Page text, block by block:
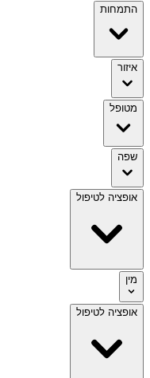
התמחות
איזור
מטופל
שפה
אופציה לטיפול
מין
אופציה לטיפול